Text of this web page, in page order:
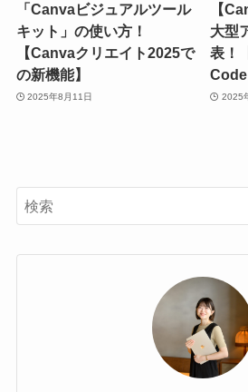
「Canvaビジュアルツール
キット」の使い方！
【Canvaクリエイト2025で
の新機能】
2025年8月11日
【
大型
表！
Code
2025